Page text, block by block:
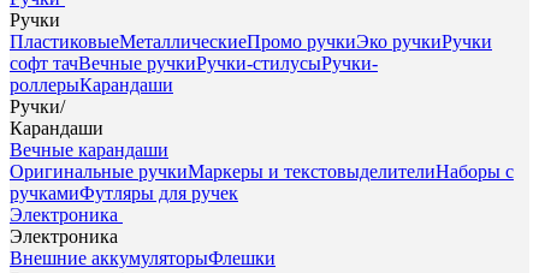
Ручки
ПластиковыеМеталлическиеПромо ручкиЭко ручкиРучки
софт тачВечные ручкиРучки-стилусыРучки-
роллерыКарандаши
Ручки/
Карандаши
Вечные карандаши
Оригинальные ручкиМаркеры и текстовыделителиНаборы с
ручкамиФутляры для ручек
Электроника
Электроника
Внешние аккумуляторыФлешки